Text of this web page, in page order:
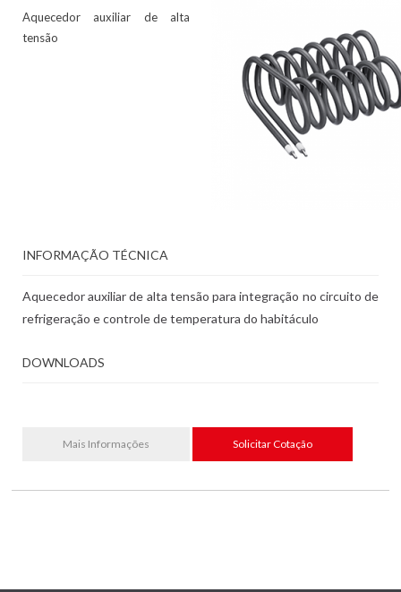
Aquecedor auxiliar de alta
tensão
INFORMAÇÃO TÉCNICA
Aquecedor auxiliar de alta tensão para integração no circuito de
refrigeração e controle de temperatura do habitáculo
DOWNLOADS
Mais Informações Solicitar Cotação